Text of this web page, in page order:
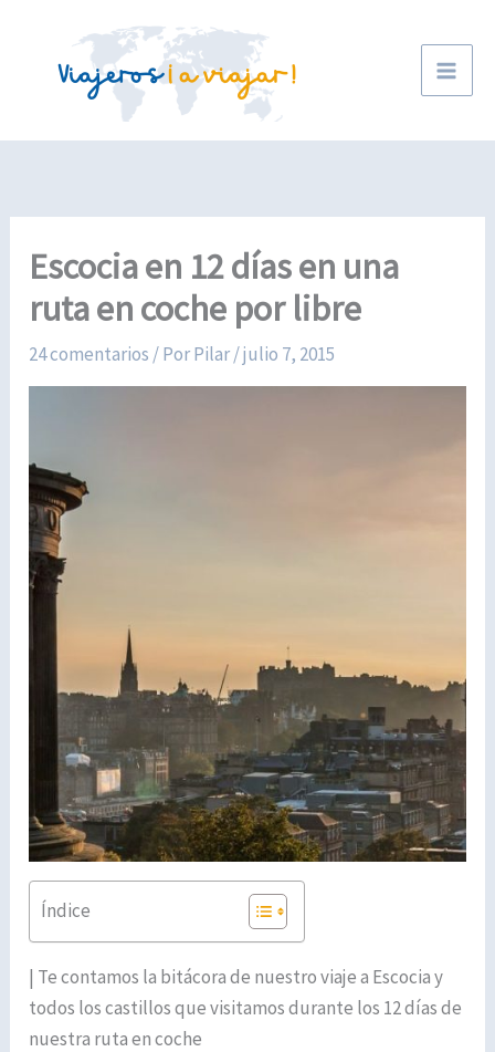
contenido
Escocia en 12 días en una
ruta en coche por libre
24 comentarios / PorPilar/julio 7, 2015
Índice
| Te contamos la bitácora de nuestro viaje a Escocia y
todos los castillos que visitamos durante los 12 días de
nuestra ruta en coche